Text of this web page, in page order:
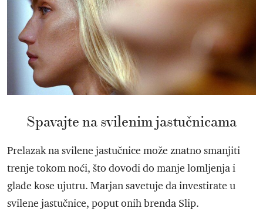
Spavajte na svilenim jastučnicama
Prelazak na svilene jastučnice može znatno smanjiti
trenje tokom noći, što dovodi do manje lomljenja i
glađe kose ujutru. Marjan savetuje da investirate u
svilene jastučnice, poput onih brenda Slip.